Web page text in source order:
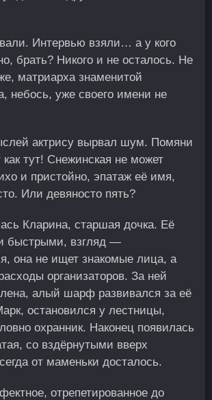
Интервью взяли… а у кого
брать? Никого и не осталось. Не
матриарха знаменитой
небось, уже своего имени не
актрису вырвал шум. Помяни
тут! Снежинская не может
и пристойно, эпатаж её имя,
Или девяносто пять?
Кларина, старшая дочка. Её
быстрыми, взгляд —
она не ищет знакомые лица, а
организаторов. За ней
алый шарф развивался за её
остановился у лестницы,
охранник. Наконец появилась
со вздёрнутыми вверх
от маменьки досталось.
отрепетированное до